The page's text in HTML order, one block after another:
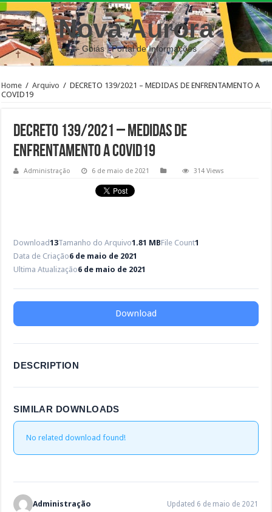
Nova Aurora
– Goiás | Portal de Informações
Home / Arquivo / DECRETO 139/2021 – MEDIDAS DE ENFRENTAMENTO A
COVID19
DECRETO 139/2021 – MEDIDAS DE
ENFRENTAMENTO A COVID19
Administração 6 de maio de 2021 314 Views
Download13Tamanho do Arquivo1.81 MBFile Count1
Data de Criação6 de maio de 2021
Ultima Atualização6 de maio de 2021
Download
DESCRIPTION
SIMILAR DOWNLOADS
No related download found!
Administração Updated 6 de maio de 2021